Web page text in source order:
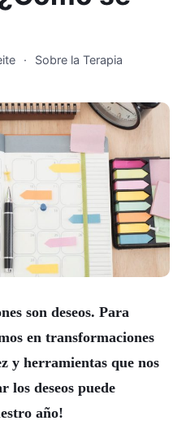
·
Sobre la Terapia
son deseos. Para
en transformaciones
y herramientas que nos
los deseos puede
año!